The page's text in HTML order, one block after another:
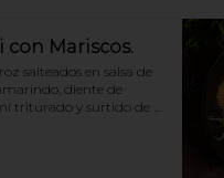
con Mariscos.
salteados en salsa de
diente de
triturado y surtido de